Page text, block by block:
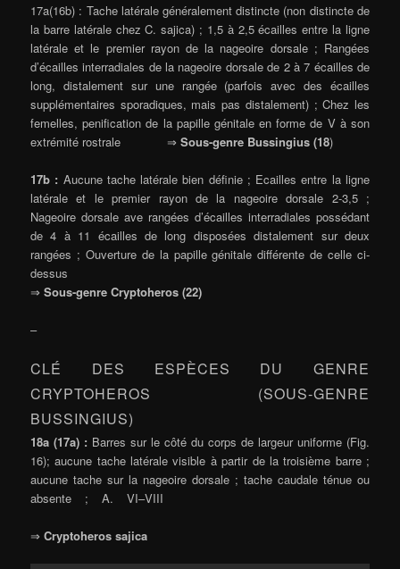
17a(16b) : Tache latérale généralement distincte (non distincte de
la barre latérale chez C. sajica) ; 1,5 à 2,5 écailles entre la ligne
latérale et le premier rayon de la nageoire dorsale ; Rangées
d’écailles interradiales de la nageoire dorsale de 2 à 7 écailles de
long, distalement sur une rangée (parfois avec des écailles
supplémentaires sporadiques, mais pas distalement) ; Chez les
femelles, penification de la papille génitale en forme de V à son
extrémité rostrale ⇒ Sous-genre Bussingius (18)
17b : Aucune tache latérale bien définie ; Ecailles entre la ligne
latérale et le premier rayon de la nageoire dorsale 2-3,5 ;
Nageoire dorsale ave rangées d’écailles interradiales possédant
de 4 à 11 écailles de long disposées distalement sur deux
rangées ; Ouverture de la papille génitale différente de celle ci-
dessus
⇒ Sous-genre Cryptoheros (22)
–
CLÉ DES ESPÈCES DU GENRE
CRYPTOHEROS (SOUS-GENRE
BUSSINGIUS)
18a (17a) : Barres sur le côté du corps de largeur uniforme (Fig.
16); aucune tache latérale visible à partir de la troisième barre ;
aucune tache sur la nageoire dorsale ; tache caudale ténue ou
absente ; A. VI–VIII
⇒ Cryptoheros sajica